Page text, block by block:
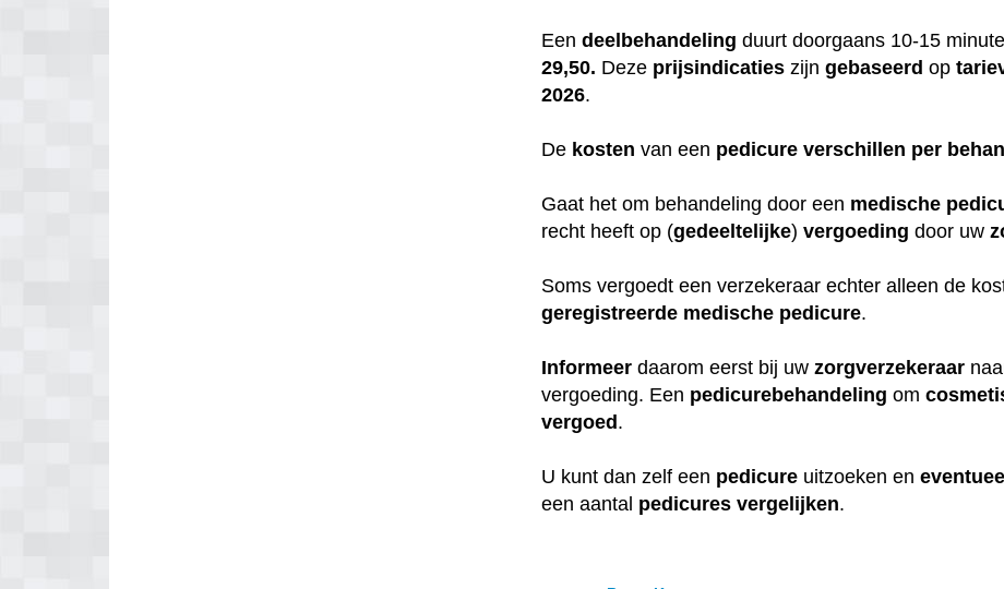
Eendeelbehandeling duurt doorgaans 10-15
29,50. Deze prijsindicaties zijngebaseerd op
2026.
De kosten van een pedicure verschillen per
Gaat het om behandeling door een medische
recht heeft op (gedeeltelijke)vergoeding door uw
Soms vergoedt een verzekeraar echter alleen de
geregistreerde medische pedicure.
Informeer daarom eerst bij uwzorgverzekeraar
vergoeding. Een pedicurebehandeling om
vergoed .
U kunt dan zelf een pedicure uitzoeken eneventueel
een aantal pedicures vergelijken.